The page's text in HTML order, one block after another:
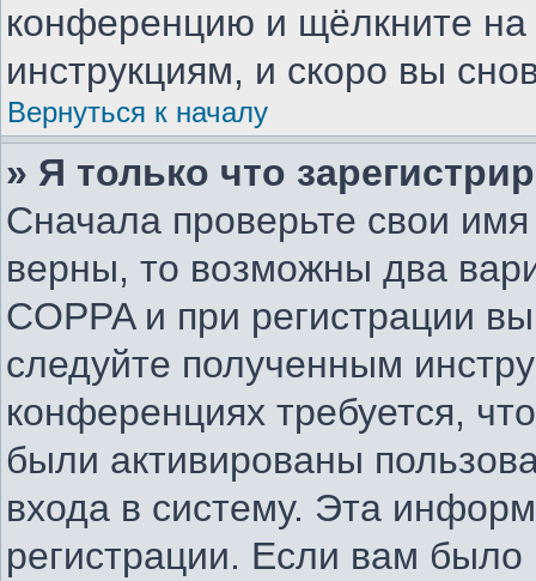
конференцию и щёлкните
инструкциям, и скоро вы
Вернуться к началу
» Я только что
Сначала проверьте свои
верны, то возможны два
COPPA и при регистрации
следуйте полученным
конференциях требуется,
были активированы
входа в систему. Эта
регистрации. Если вам